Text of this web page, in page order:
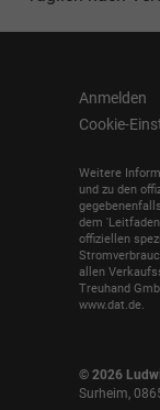
Anmelden
Cookie-
Weitere
und zu den
dem
offiziellen
allen
Treuhand
www.dat.de.
© 2026
Surheim,